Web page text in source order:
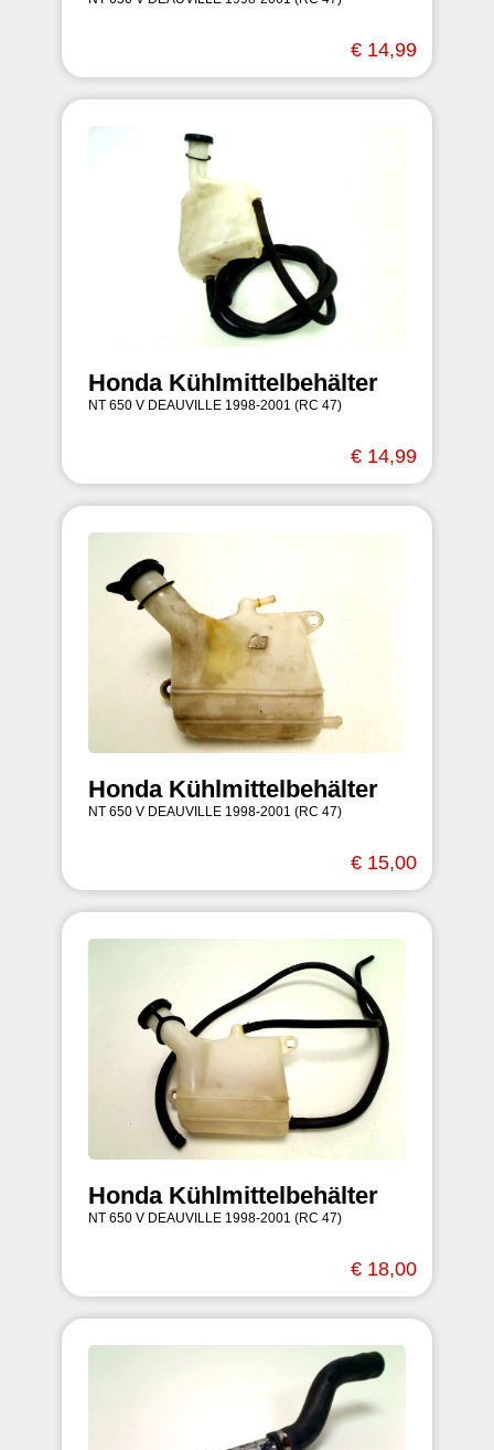
€ 14,99
Honda Kühlmittelbehälter
NT 650 V DEAUVILLE 1998-2001 (RC 47)
€ 14,99
Honda Kühlmittelbehälter
NT 650 V DEAUVILLE 1998-2001 (RC 47)
€ 15,00
Honda Kühlmittelbehälter
NT 650 V DEAUVILLE 1998-2001 (RC 47)
€ 18,00